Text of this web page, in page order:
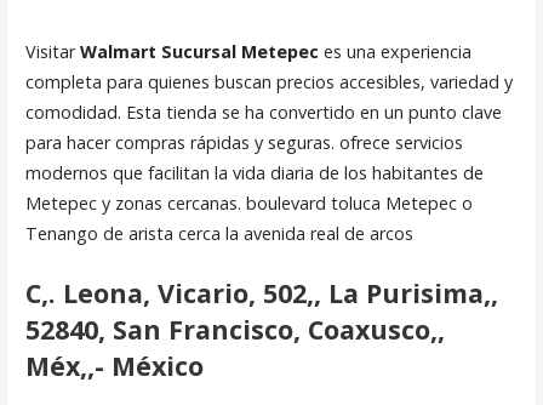
VisitarWalmart Sucursal Metepec es una experiencia
completa para quienes buscan precios accesibles, variedad y
comodidad. Esta tienda se ha convertido en un punto clave
para hacer compras rápidas y seguras. ofrece servicios
modernos que facilitan la vida diaria de los habitantes de
Metepec y zonas cercanas. boulevard toluca Metepec o
Tenango de arista cerca la avenida real de arcos
C,. Leona, Vicario, 502,, La Purisima,,
52840, San Francisco, Coaxusco,,
Méx,,- México